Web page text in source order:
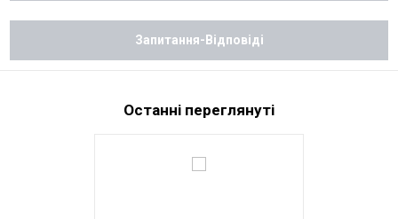
Запитання-Відповіді
Останні переглянуті